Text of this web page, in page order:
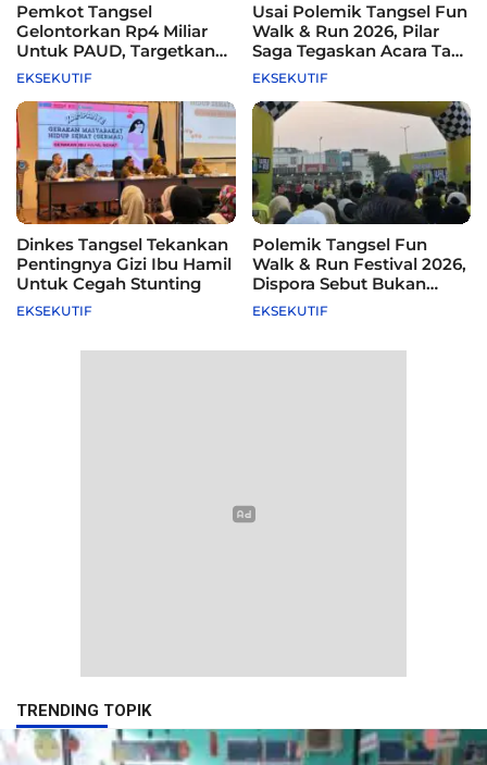
Pemkot Tangsel
Gelontorkan Rp4 Miliar
Untuk PAUD, Targetkan
115 Sekolah
EKSEKUTIF
Usai Polemik Tangsel Fun
Walk & Run 2026, Pilar
Saga Tegaskan Acara Tak
Difasilitasi Pemkot
EKSEKUTIF
Dinkes Tangsel Tekankan
Pentingnya Gizi Ibu Hamil
Untuk Cegah Stunting
EKSEKUTIF
Polemik Tangsel Fun
Walk & Run Festival 2026,
Dispora Sebut Bukan
Agenda Pemkot
EKSEKUTIF
TRENDING TOPIK